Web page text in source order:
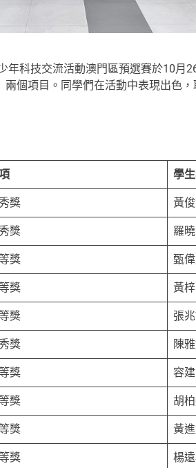
科技交流活動澳門區預選賽於10月
個項目。同學們在活動中表現出色
學
獎 黃
獎 羅
獎 甄
獎 黃
獎 張
獎 陳
獎 容
獎 胡
獎 黃
獎 楊